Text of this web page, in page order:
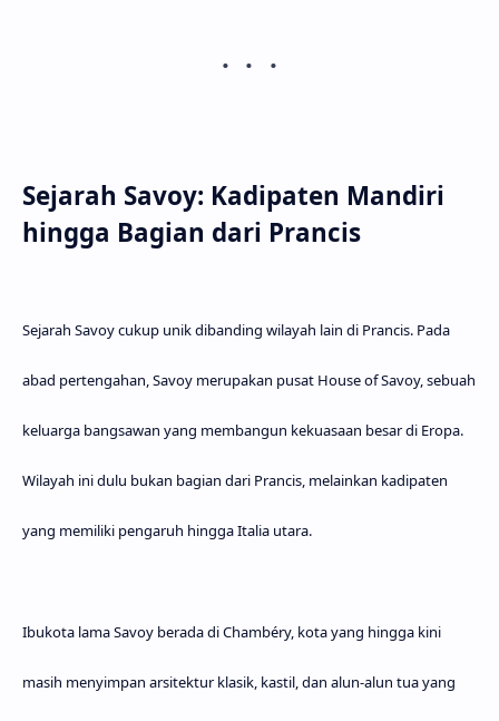
Sejarah Savoy: Kadipaten Mandiri
hingga Bagian dari Prancis
Sejarah Savoy cukup unik dibanding wilayah lain di Prancis. Pada
abad pertengahan, Savoy merupakan pusat House of Savoy, sebuah
keluarga bangsawan yang membangun kekuasaan besar di Eropa.
Wilayah ini dulu bukan bagian dari Prancis, melainkan kadipaten
yang memiliki pengaruh hingga Italia utara.
Ibukota lama Savoy berada diChambéry, kota yang hingga kini
masih menyimpan arsitektur klasik, kastil, dan alun-alun tua yang